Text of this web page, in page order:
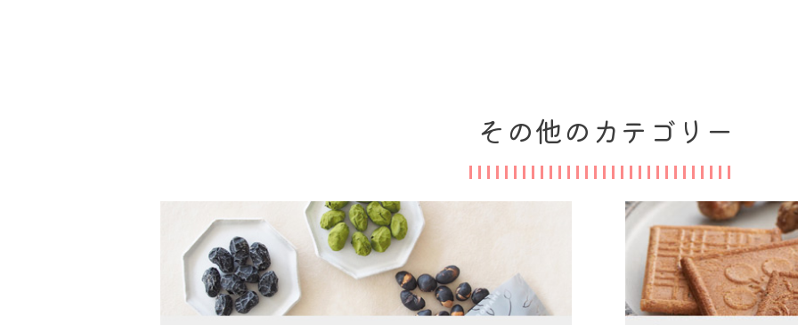
その他のカテゴリー